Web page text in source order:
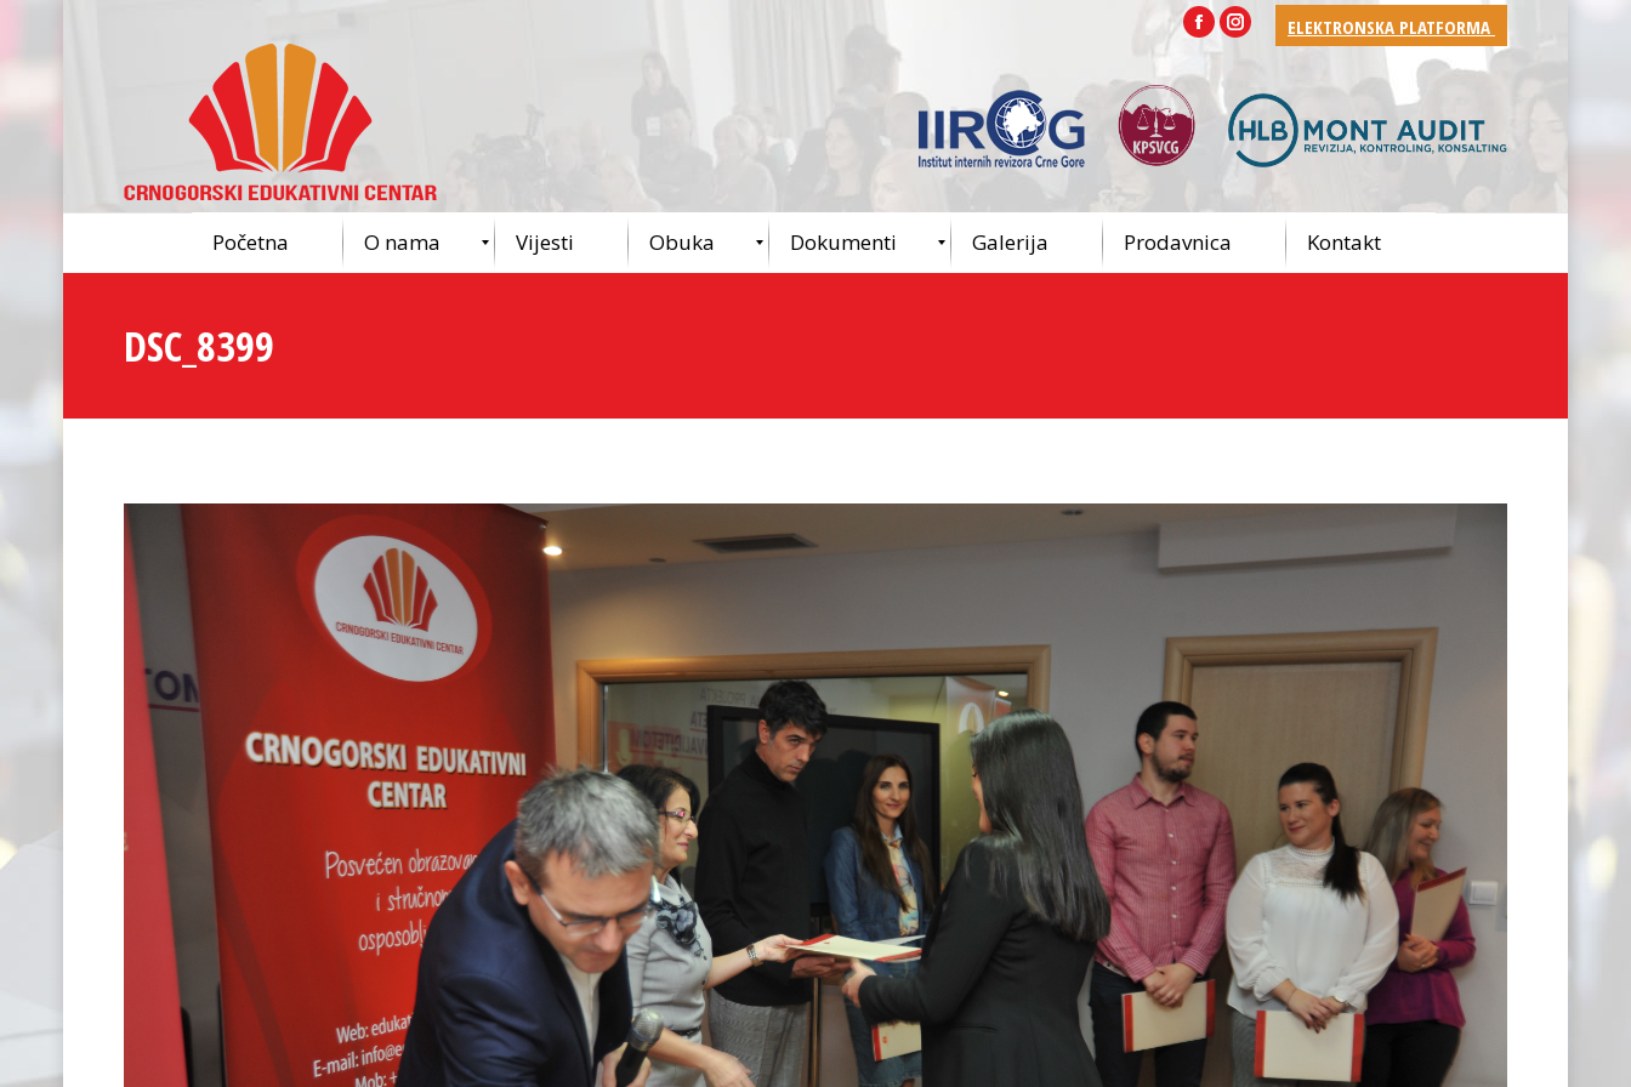
FacebookInstagramELEKTRONSKA PLATFORMA
Početna O nama Vijesti Obuka Dokumenti Galerija Prodavnica Kontakt
DSC_8399